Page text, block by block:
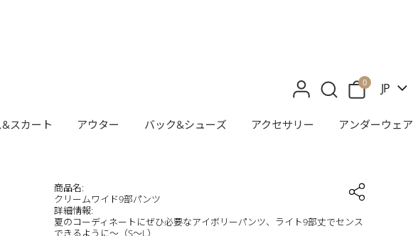
0 JP
スカート アウター バック&シューズ アクセサリー アンダーウェア
商品名:
クリームワイド9部パンツ
詳細情報:
夏のコーディネートにぜひ必要なアイボリーパンツ、ライト9部丈でセンス
できるように〜（S〜L）